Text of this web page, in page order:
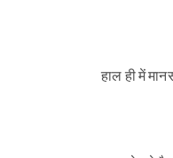
हाल ही में